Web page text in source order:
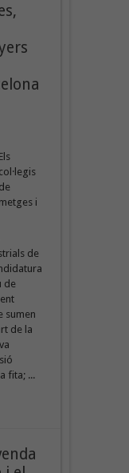
Els
col·legis
de
metges i
de
de
sumen
de la
fita; ...